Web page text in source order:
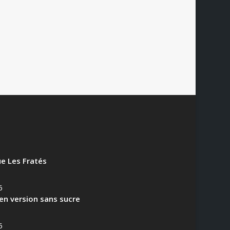
Les Fratés
version sans sucre